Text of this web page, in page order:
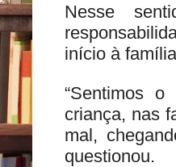
Nesse
início à
“Sentimos
criança, nas
mal,
questionou.